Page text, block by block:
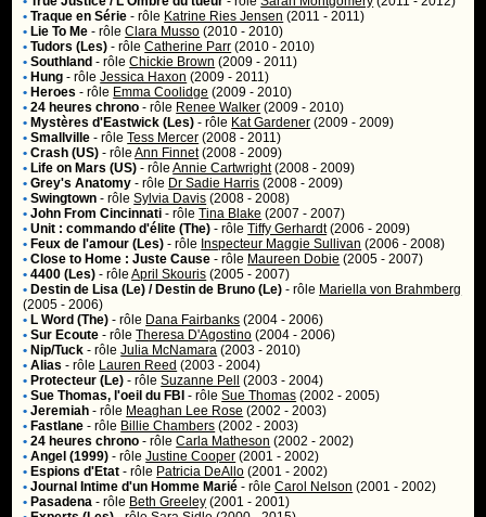
• Traque en Série - rôle Katrine Ries Jensen (2011 - 2011)
• Lie To Me - rôleClara Musso (2010 - 2010)
• Tudors (Les) - rôleCatherine Parr (2010 - 2010)
• Southland - rôleChickie Brown (2009 - 2011)
• Hung - rôleJessica Haxon (2009 - 2011)
• Heroes - rôle Emma Coolidge (2009 - 2010)
• 24 heures chrono - rôle Renee Walker (2009 - 2010)
• Mystères d'Eastwick (Les) - rôle Kat Gardener (2009 - 2009)
• Smallville - rôleTess Mercer (2008 - 2011)
• Crash (US) - rôleAnn Finnet(2008 - 2009)
• Life on Mars (US) - rôleAnnie Cartwright(2008 - 2009)
• Grey's Anatomy - rôle Dr Sadie Harris (2008 - 2009)
• Swingtown - rôleSylvia Davis (2008 - 2008)
• John From Cincinnati - rôleTina Blake (2007 - 2007)
• Unit : commando d'élite (The) - rôleTiffy Gerhardt(2006 - 2009)
• Feux de l'amour (Les) - rôle Inspecteur Maggie Sullivan (2006 - 2008)
• Close to Home : Juste Cause - rôle Maureen Dobie (2005 - 2007)
• 4400 (Les) - rôleApril Skouris (2005 - 2007)
• Destin de Lisa (Le) / Destin de Bruno (Le) - rôle Mariella von Brahmberg
(2005 - 2006)
• L Word (The) - rôle Dana Fairbanks (2004 - 2006)
• Sur Ecoute - rôleTheresa D'Agostino (2004 - 2006)
• Nip/Tuck - rôleJulia McNamara (2003 - 2010)
• Alias - rôle Lauren Reed (2003 - 2004)
• Protecteur (Le) - rôleSuzanne Pell
(2003 - 2004)
• Sue Thomas, l'oeil du FBI - rôleSue Thomas (2002 - 2005)
• Jeremiah - rôle Meaghan Lee Rose (2002 - 2003)
• Fastlane - rôle Billie Chambers (2002 - 2003)
• 24 heures chrono - rôleCarla Matheson (2002 - 2002)
• Angel (1999) - rôleJustine Cooper (2001 - 2002)
• Espions d'Etat - rôle Patricia DeAllo (2001 - 2002)
• Journal Intime d'un Homme Marié - rôleCarol Nelson (2001 - 2002)
• Pasadena - rôle Beth Greeley (2001 - 2001)